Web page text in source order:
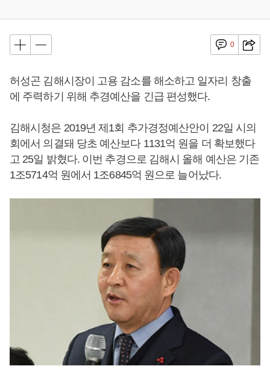
0
허성곤 김해시장이 고용 감소를 해소하고 일자리 창출
에 주력하기 위해 추경예산을 긴급 편성했다.
김해시청은 2019년 제1회 추가경정예산안이 22일 시의
회에서 의결돼 당초 예산보다 1131억 원을 더 확보했다
고 25일 밝혔다. 이번 추경으로 김해시 올해 예산은 기존
1조5714억 원에서 1조6845억 원으로 늘어났다.